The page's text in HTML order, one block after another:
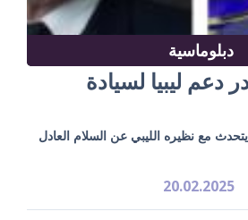
دبلوماسية
دعم ليبيا لسيادة
مع نظيره الليبي عن السلام العادل
20.02.2025